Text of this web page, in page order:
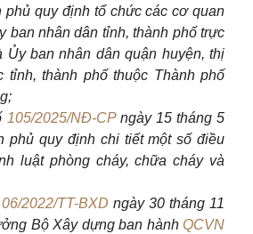
phủ quy định tổ chức các cơ quan
ban nhân dân tỉnh, thành phố trực
Ủy ban nhân dân quận huyện, thị
tỉnh, thành phố thuộc Thành phố
105/2025/NĐ-CPngày 15 tháng 5
phủ quy định chi tiết một số điều
luật phòng cháy, chữa cháy và
06/2022/TT-BXD ngày 30 tháng 11
Bộ Xây dựng ban hành QCVN